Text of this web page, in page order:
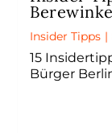
Insider Tipps |
15
Bürger